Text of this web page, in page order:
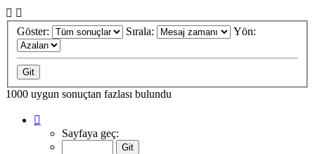
Göster: Sırala: Yön:
1000 uygun sonuçtan fazlası bulundu
sayfa
(Toplam
Sayfaya geç: